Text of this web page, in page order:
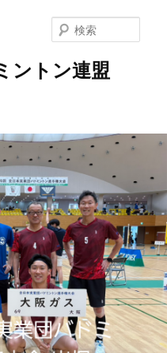
ントン連盟
索